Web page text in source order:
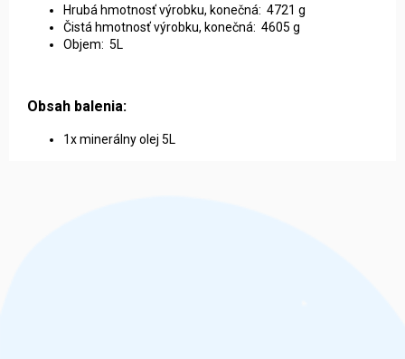
Hrubá hmotnosť výrobku, konečná: 4721 g
Čistá hmotnosť výrobku, konečná: 4605 g
Objem: 5L
Obsah balenia:
1x minerálny olej 5L